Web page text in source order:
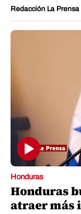
Redacción La Prensa
Honduras
Honduras
atraer más